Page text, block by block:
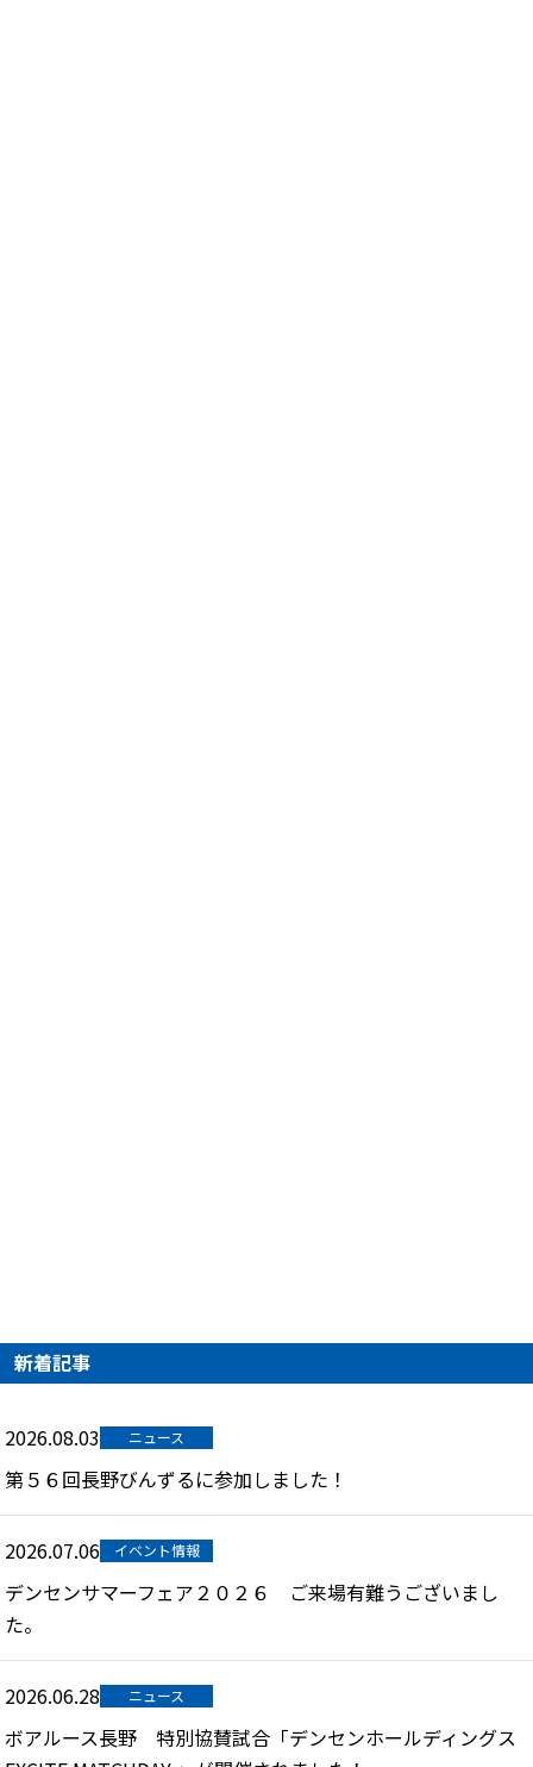
新着記事
2026.08.03 ニュース
第５６回長野びんずるに参加しました！
2026.07.06 イベント情報
デンセンサマーフェア２０２６ ご来場有難うございまし
た。
2026.06.28 ニュース
ボアルース長野 特別協賛試合「デンセンホールディングス